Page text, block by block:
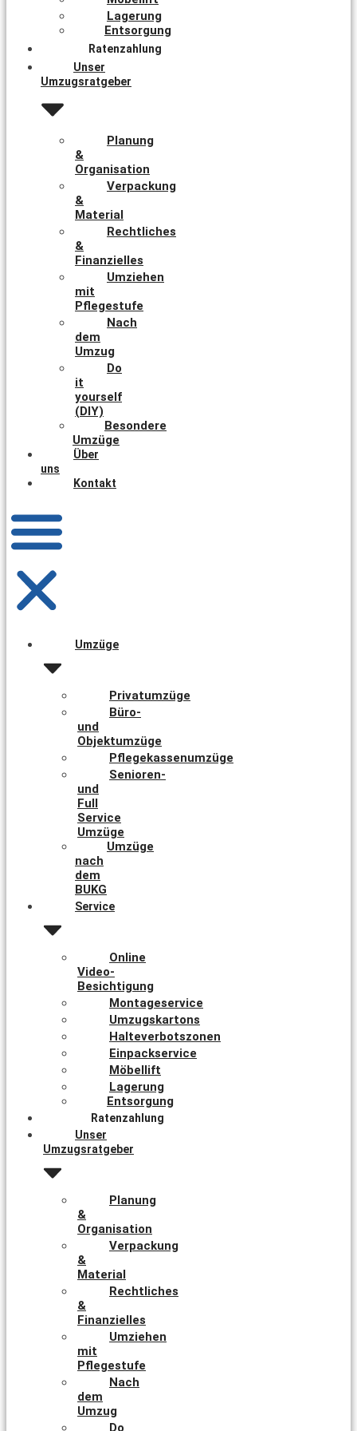
Lagerung
Entsorgung
Ratenzahlung
Unser
Umzugsratgeber
Planung
&
Organisation
Verpackung
&
Material
Rechtliches
&
Finanzielles
Umziehen
mit
Pflegestufe
Nach
dem
Umzug
Do
it
yourself
(DIY)
Besondere
Umzüge
Über
uns
Kontakt
Umzüge
Privatumzüge
Büro-
und
Objektumzüge
Pflegekassenumzüge
Senioren-
und
Full
Service
Umzüge
Umzüge
nach
dem
BUKG
Service
Online
Video-
Besichtigung
Montageservice
Umzugskartons
Halteverbotszonen
Einpackservice
Möbellift
Lagerung
Entsorgung
Ratenzahlung
Unser
Umzugsratgeber
Planung
&
Organisation
Verpackung
&
Material
Rechtliches
&
Finanzielles
Umziehen
mit
Pflegestufe
Nach
dem
Umzug
Do